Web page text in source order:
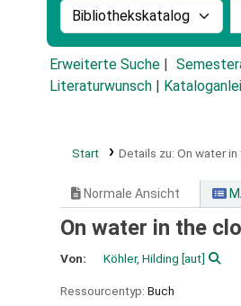
Suche im Katalog nach:
Erweiterte Suche
Literaturwunsch
Start Details zu: On water
Normale Ansicht
On water in the
Von: Köhler, Hilding [aut]
Ressourcentyp: Buch